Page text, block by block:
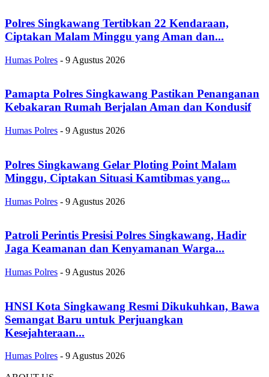
Polres Singkawang Tertibkan 22 Kendaraan,
Ciptakan Malam Minggu yang Aman dan...
Humas Polres - 9 Agustus 2026
Pamapta Polres Singkawang Pastikan Penanganan
Kebakaran Rumah Berjalan Aman dan Kondusif
Humas Polres - 9 Agustus 2026
Polres Singkawang Gelar Ploting Point Malam
Minggu, Ciptakan Situasi Kamtibmas yang...
Humas Polres - 9 Agustus 2026
Patroli Perintis Presisi Polres Singkawang, Hadir
Jaga Keamanan dan Kenyamanan Warga...
Humas Polres - 9 Agustus 2026
HNSI Kota Singkawang Resmi Dikukuhkan, Bawa
Semangat Baru untuk Perjuangkan
Kesejahteraan...
Humas Polres - 9 Agustus 2026